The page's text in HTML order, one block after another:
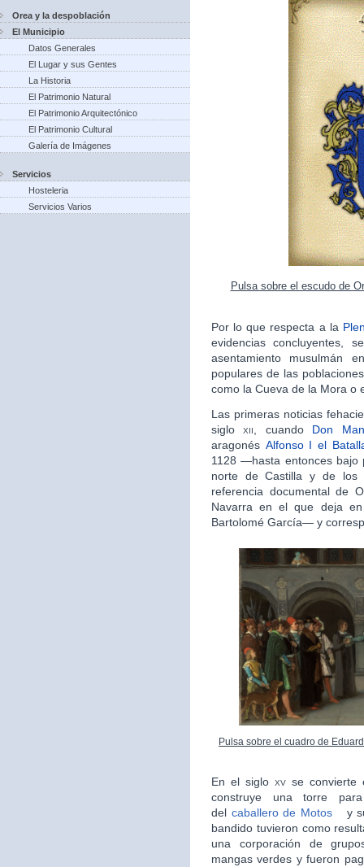
Orea y la despoblación
El Municipio
Datos Generales
El Lugar y sus Gentes
La Historia
El Patrimonio Natural
El Patrimonio Arquitectónico
El Patrimonio Cultural
Galería de Imágenes
Servicios
Hosteleria
Servicios Varios
Pulsa sobre el escudo de
Por lo que respecta a la
evidencias concluyentes,
asentamiento musulmán
populares de las
como la Cueva de la Mora o
Las primeras noticias
sigloxii , cuando Don
aragonés Alfonso I el
1128 —hasta entonces
norte de Castilla y de los
referencia documental de
Navarra en el que deja
Bartolomé García— y
Pulsa sobre el cuadro de
En el sigloxv se convierte
construye una torre
del caballero de Motos
y
bandido tuvieron como
una corporación de
mangas verdes y fueron